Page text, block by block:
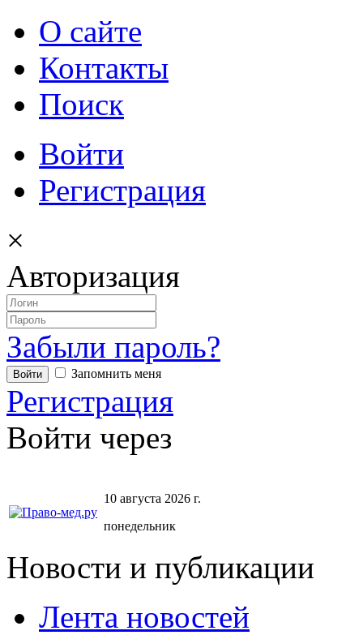
О сайте
Контакты
Поиск
Войти
Регистрация
×
Авторизация
Забыли пароль?
Запомнить меня
Регистрация
Войти через
10 августа 2026 г.
понедельник
Новости и публикации
Лента новостей